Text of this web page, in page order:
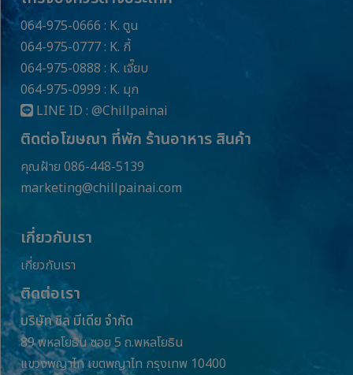
064-975-0666 : K. ตูน
064-975-0777 : K. กี้
064-975-0888 : K. เจี๊ยบ
064-975-0999 : K. มุก
LINE ID : @Chillpainai
ติดต่อโฆษณา ที่พัก ร้านอาหาร สินค้า
คุณฝ้าย 086-448-5139
marketing@chillpainai.com
เกี่ยวกับเรา
เกี่ยวกับเรา
ติดต่อเรา
บริษัท ชิล มีเดีย จำกัด
89 พหลโยธิน ซอย 5 ถ.พหลโยธิน
แขวงพญาไท เขตพญาไท กรุงเทพ 10400